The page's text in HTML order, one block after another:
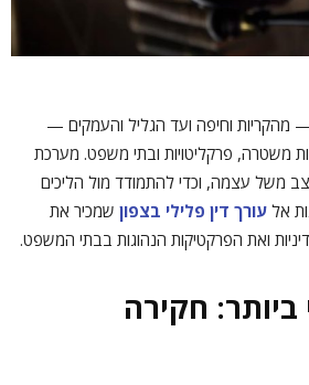
וחיפה ועד הגליל והעמקים —
משטרה, פרקליטויות ובתי משפט. מערכת
משל עצמה, וכדי להתמודד מול הליכים
אל עורך דין פלילי בצפון שמכיר את
ואת הפרקטיקות הנהוגות בבתי המשפט.
חקירה